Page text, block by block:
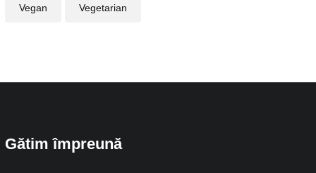
Vegan Vegetarian
Gătim împreună